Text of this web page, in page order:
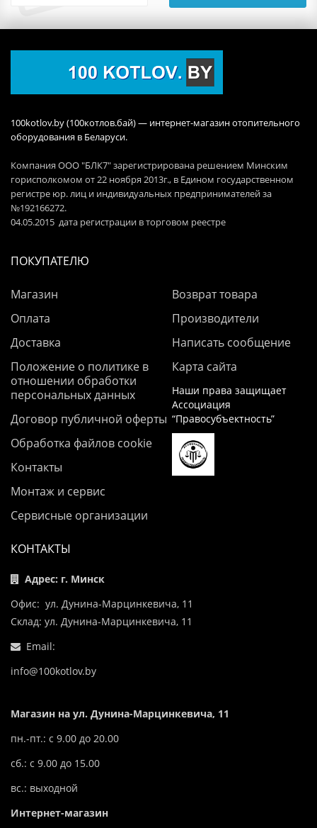
100kotlov.by (100котлов.бай) — интернет-магазин отопительного
оборудования в Беларуси.
Компания ООО "БЛК7" зарегистрирована решением Минским
горисполкомом от 22 ноября 2013г., в Едином государственном
регистре юр. лиц и индивидуальных предпринимателей за
№192166272.
04.05.2015 дата регистрации в торговом реестре
ПОКУПАТЕЛЮ
Магазин
Оплата
Доставка
Положение о политике в
отношении обработки
персональных данных
Договор публичной оферты
Обработка файлов cookie
Контакты
Монтаж и сервис
Сервисные организации
Возврат товара
Производители
Написать сообщение
Карта сайта
Наши права защищает
Ассоциация
“Правосубъектность”
КОНТАКТЫ
Адрес: г. Минск
Офис: ул. Дунина-Марцинкевича, 11
Склад: ул. Дунина-Марцинкевича, 11
Email:
info@100kotlov.by
Магазин на ул. Дунина-Марцинкевича, 11
пн.-пт.: с 9.00 до 20.00
сб.: с 9.00 до 15.00
вс.: выходной
Интернет-магазин